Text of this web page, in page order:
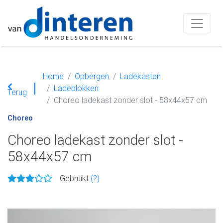
Terug
Home Opbergen
Ladekasten
Ladeblokken
Choreo ladekast zonder slot - 58x44x57 cm
Choreo
Choreo ladekast zonder slot -
58x44x57 cm
Gebruikt (?)